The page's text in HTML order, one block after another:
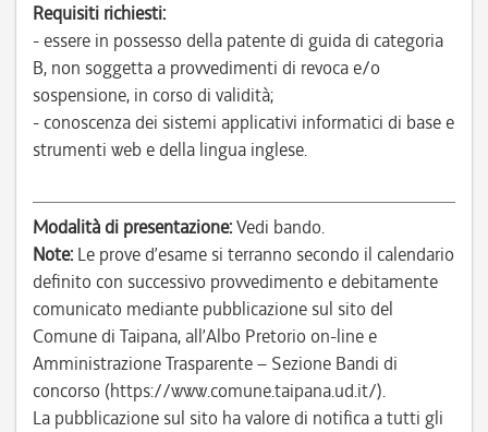
Requisiti richiesti:
- essere in possesso della patente di guida di categoria
B, non soggetta a provvedimenti di revoca e/o
sospensione, in corso di validità;
- conoscenza dei sistemi applicativi informatici di base e
strumenti web e della lingua inglese.
Modalità di presentazione:Vedi bando.
Note: Le prove d’esame si terranno secondo il calendario
definito con successivo provvedimento e debitamente
comunicato mediante pubblicazione sul sito del
Comune di Taipana, all’Albo Pretorio on-line e
Amministrazione Trasparente – Sezione Bandi di
concorso (https://www.comune.taipana.ud.it/).
La pubblicazione sul sito ha valore di notifica a tutti gli